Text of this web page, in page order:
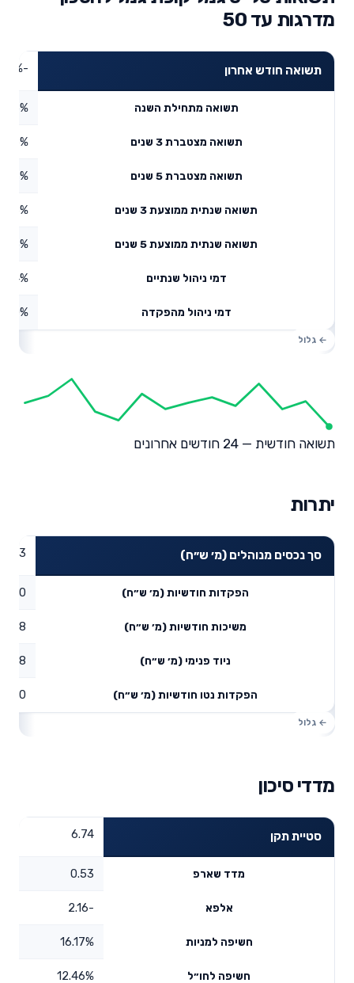
מדרגות עד 50
תשואה חודש אחרון -0.59%
תשואה מתחילת השנה
תשואה מצטברת 3 שנים
תשואה מצטברת 5 שנים
תשואה שנתית ממוצעת 3 שנים
תשואה שנתית ממוצעת 5 שנים
דמי ניהול שנתיים
דמי ניהול מהפקדה 0%
תשואה חודשית — 24 חודשים אחרונים
יתרות
סך נכסים מנוהלים (מ׳ ש״ח)
הפקדות חודשיות (מ׳ ש״ח) 0
משיכות חודשיות (מ׳ ש״ח) 0.08
ניוד פנימי (מ׳ ש״ח) 0.08
הפקדות נטו חודשיות (מ׳ ש״ח) 0
מדדי סיכון
סטיית תקן 6.74
מדד שארפ 0.53
אלפא -2.16
חשיפה למניות 16.17%
חשיפה לחו״ל 12.46%